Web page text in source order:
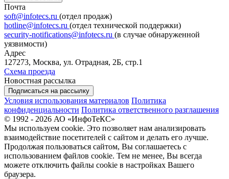
Почта
soft@infotecs.ru (отдел продаж)
hotline@infotecs.ru (отдел технической поддержки)
security-notifications@infotecs.ru (в случае обнаруженной
уязвимости)
Адрес
127273, Москва, ул. Отрадная, 2Б, стр.1
Схема проезда
Новостная рассылка
Подписаться на рассылку
Условия использования материалов Политика
конфиденциальности Политика ответственного разглашения
© 1992 - 2026 АО «ИнфоТеКС»
Мы используем cookie. Это позволяет нам анализировать
взаимодействие посетителей с сайтом и делать его лучше.
Продолжая пользоваться сайтом, Вы соглашаетесь с
использованием файлов cookie. Тем не менее, Вы всегда
можете отключить файлы cookie в настройках Вашего
браузера.